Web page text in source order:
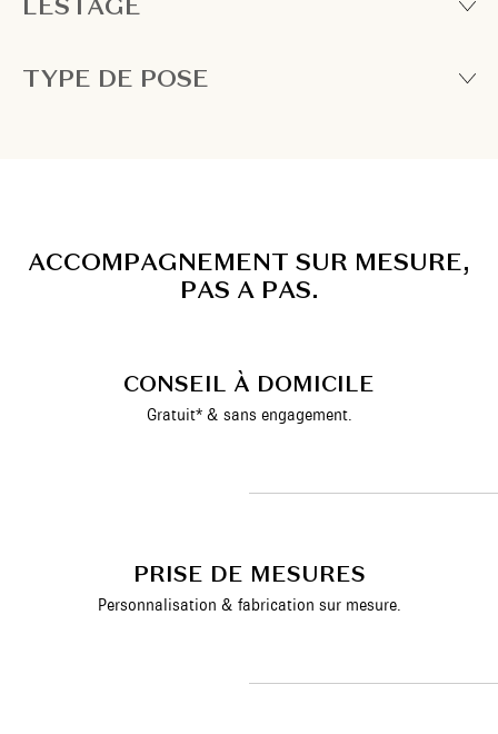
TYPE DE POSE
ACCOMPAGNEMENT SUR MESURE,
PAS A PAS.
CONSEIL À DOMICILE
Gratuit* & sans engagement.
PRISE DE MESURES
Personnalisation & fabrication sur mesure.